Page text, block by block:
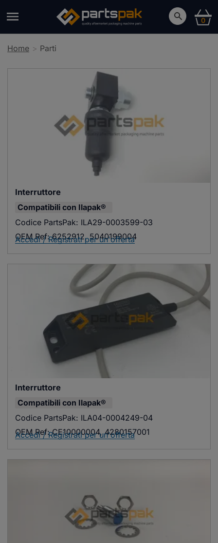
0
Home Parti
Interruttore
Compatibili con Ilapak®
Codice PartsPak: ILA29-0003599-03
OEM Ref: 6252912, 5040199004
Accedi / Registrati per un'offerta
Interruttore
Compatibili con Ilapak®
Codice PartsPak: ILA04-0004249-04
OEM Ref: CE10000004, 4280157001
Accedi / Registrati per un'offerta